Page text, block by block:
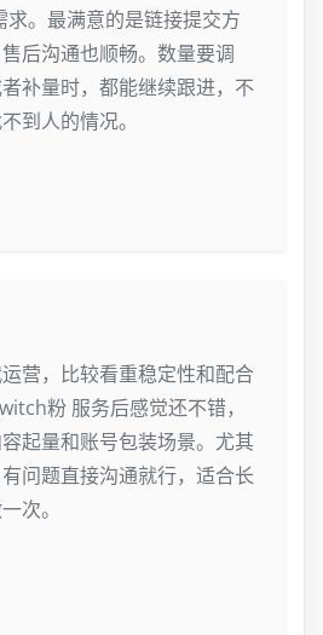
。最满意的是链接提交方
后沟通也顺畅。数量要调
补量时，都能继续跟进，不
到人的情况。
营，比较看重稳定性和配合
粉 服务后感觉还不错，
起量和账号包装场景。尤其
问题直接沟通就行，适合长
次。